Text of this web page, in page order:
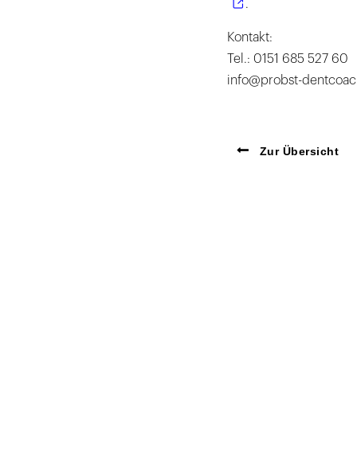
.
Kontakt:
Tel.: 0151 685 527 60
info@probst-
Zur Übersicht